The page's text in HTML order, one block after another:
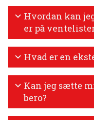
Hvordan kan
er på
Hvad er en
Kan jeg sætte
bero?